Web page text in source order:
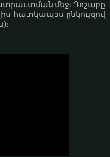
մեջ։ Դոշաբը
հատկապես ընկույզով